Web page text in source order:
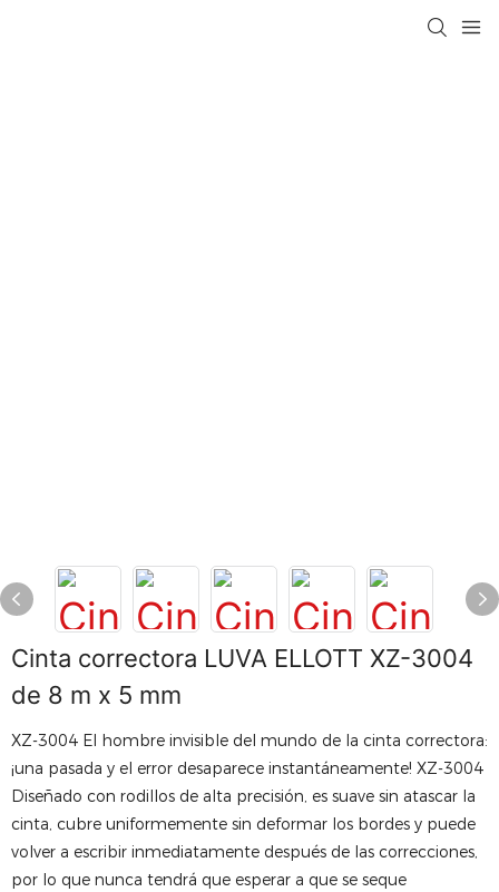
Cinta correctora LUVA ELLOTT XZ-3004
de 8 m x 5 mm
XZ-3004 El hombre invisible del mundo de la cinta correctora:
¡una pasada y el error desaparece instantáneamente! XZ-3004
Diseñado con rodillos de alta precisión, es suave sin atascar la
cinta, cubre uniformemente sin deformar los bordes y puede
volver a escribir inmediatamente después de las correcciones,
por lo que nunca tendrá que esperar a que se seque